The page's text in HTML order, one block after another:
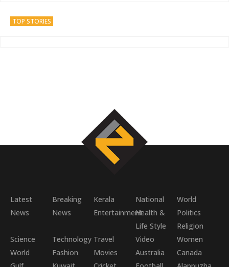
TOP STORIES
Latest
News
Breaking
News
Kerala National
World
EntertainmentHealth &
Life Style
Politics
Religion
Science
World
Technology Travel Video
Women
Fashion
Movies Australia
Canada